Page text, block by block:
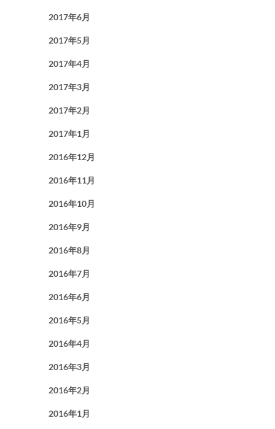
2017年6月
2017年5月
2017年4月
2017年3月
2017年2月
2017年1月
2016年12月
2016年11月
2016年10月
2016年9月
2016年8月
2016年7月
2016年6月
2016年5月
2016年4月
2016年3月
2016年2月
2016年1月